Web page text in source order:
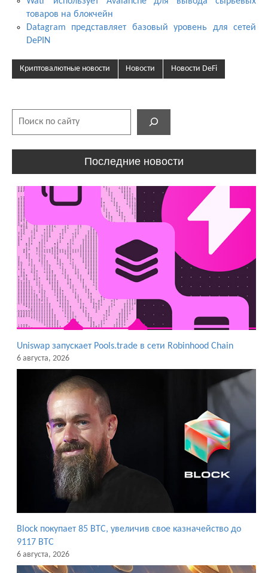
товаров на блокчейн
Datagram представляет базовый уровень для сетей
DePIN
Криптовалютные новости Новости Новости DeFi
Последние новости
Uniswap запускает Pools.trade в сети Robinhood Chain
6 августа, 2026
Block покупает 85 BTC, увеличив свое казначейство до
9117 BTC
6 августа, 2026